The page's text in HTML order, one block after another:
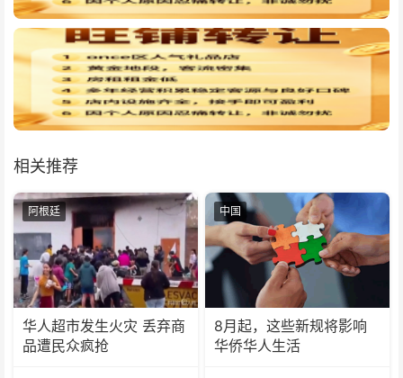
相关推荐
阿根廷
华人超市发生火灾 丢弃商
品遭民众疯抢
中国
8月起，这些新规将影响
华侨华人生活